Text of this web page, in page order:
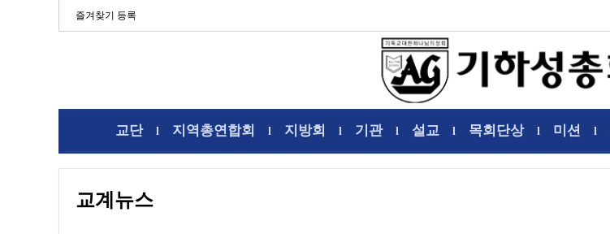
즐겨찾기 등록
교단l 지역총연합회 l 지방회 l 기관l 설교 l 목회단상l 미션 l
교계뉴스